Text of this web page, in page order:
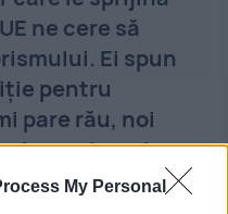
My Personal
ne cere să
Ei spun
pentru
pare rău, noi
voi pe al
cine puteți.”